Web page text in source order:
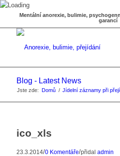
Mentální anorexie, bulimie,
garancí
Blog - Latest News
Jste zde: Domů / Jídelní záznamy při
ico_xls
23.3.2014/0 Komentáře/přidal admin